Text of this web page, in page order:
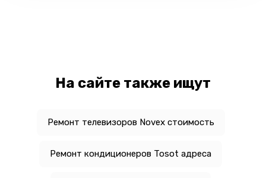
На сайте также ищут
Ремонт телевизоров Novex стоимость
Ремонт кондиционеров Tosot адреса